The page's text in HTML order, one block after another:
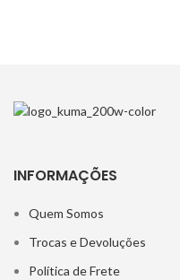
INFORMAÇÕES
Quem Somos
Trocas e Devoluções
Política de Frete